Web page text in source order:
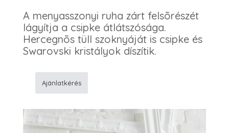
A menyasszonyi ruha zárt felsõrészét
lágyítja a csipke átlátszósága.
Hercegnõs tüll szoknyáját is csipke és
Swarovski kristályok díszítik.
ruha
mennyiség
Ajánlatkérés